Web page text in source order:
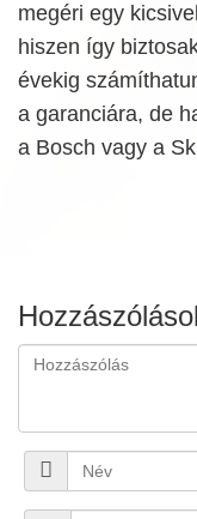
megéri egy
hiszen így
évekig
a garanciára, de
a Bosch vagy a